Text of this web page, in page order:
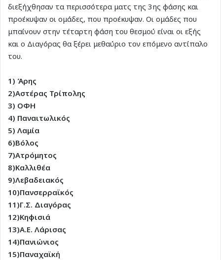
διεξήχθησαν τα περισσότερα ματς της 3ης φάσης και
προέκυψαν οι ομάδες, που προέκυψαν. Οι ομάδες που
μπαίνουν στην τέταρτη φάση του θεσμού είναι οι εξής
και ο Διαγόρας θα ξέρει μεθαύριο τον επόμενο αντίπαλο
του.
1) Άρης
2)Αστέρας Τρίπολης
3) ΟΦΗ
4) Παναιτωλικός
5) Λαμία
6)Βόλος
7)Ατρόμητος
8)Καλλιθέα
9)Λεβαδειακός
10)Πανσερραϊκός
11)Γ.Σ. Διαγόρας
12)Κηφισιά
13)Α.Ε. Λάρισας
14)Πανιώνιος
15)Παναχαϊκή